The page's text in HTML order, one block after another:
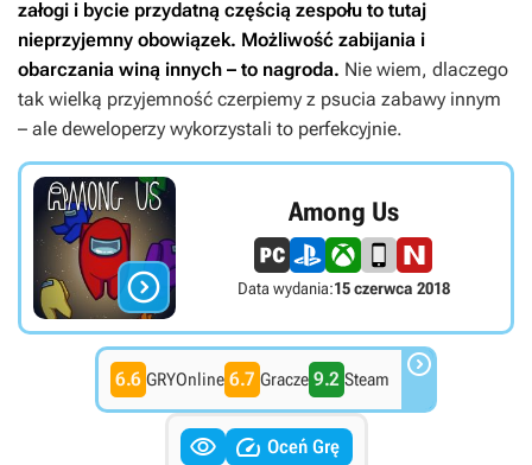
załogi i bycie przydatną częścią zespołu to tutaj
nieprzyjemny obowiązek. Możliwość zabijania i
obarczania winą innych – to nagroda. Nie wiem, dlaczego
tak wielką przyjemność czerpiemy z psucia zabawy innym
– ale deweloperzy wykorzystali to perfekcyjnie.

Among Us
Data wydania:15 czerwca 2018
6.6 GRYOnline 6.7 Gracze 9.2 Steam 
  Oceń Grę